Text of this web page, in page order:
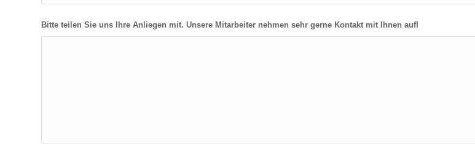
Bitte teilen Sie uns Ihre Anliegen mit. Unsere Mitarbeiter nehmen sehr gerne Kontakt mit Ihnen auf!